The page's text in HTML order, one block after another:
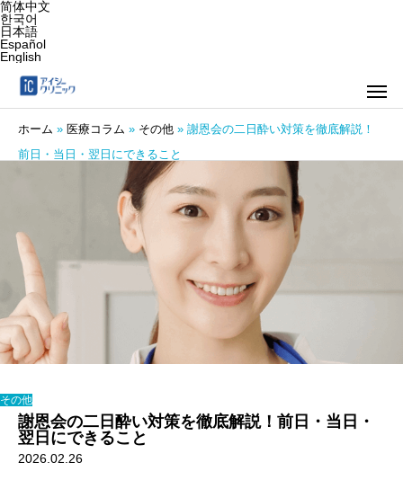
简体中文
한국어
日本語
Español
English
ホーム » 医療コラム » その他 » 謝恩会の二日酔い対策を徹底解説！
前日・当日・翌日にできること
その他
謝恩会の二日酔い対策を徹底解説！前日・当日・
翌日にできること
2026.02.26